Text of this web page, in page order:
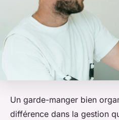
Un garde-manger bien
différence dans la gestion